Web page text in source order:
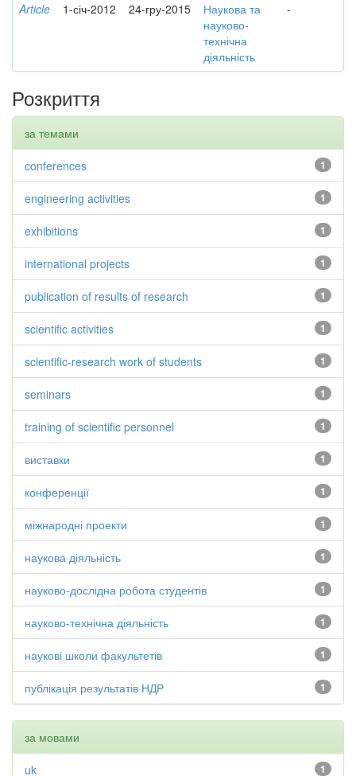
Article 1-січ-2012 24-гру-2015
Наукова та
науково-
технічна
діяльність
-
Розкриття
за темами
1
conferences
1
engineering activities
1
exhibitions
1
international projects
1
publication of results of research
1
scientific activities
1
scientific-research work of students
1
seminars
1
training of scientific personnel
1
виставки
1
конференції
1
міжнародні проекти
1
наукова діяльність
1
науково-дослідна робота студентів
1
науково-технічна діяльність
1
наукові школи факультетів
1
публікація результатів НДР
за мовами
1
uk